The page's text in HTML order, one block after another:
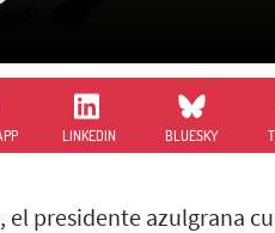
LINKEDIN BLUESKY
el presidente azulgrana